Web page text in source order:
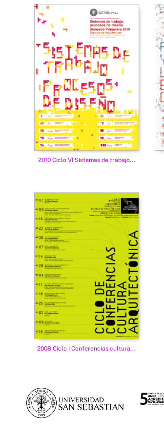
2010 Ciclo VI Sistemas de trabajo...
2008 Ciclo I Conferencias cultura...